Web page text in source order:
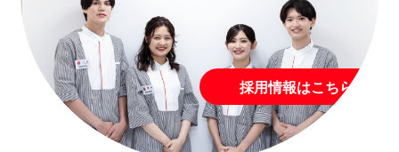
採用情報はこちら